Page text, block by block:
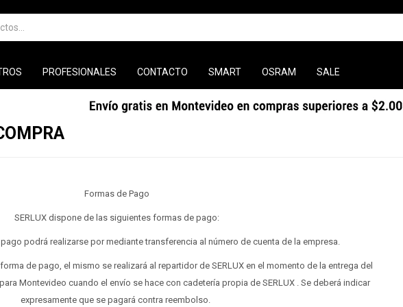
PROFESIONALES CONTACTO SMART OSRAM SALE
Formas de Pago
SERLUX dispone de las siguientes formas de pago:
pago podrá realizarse por mediante transferencia al número de cuenta de la empresa.
de pago, el mismo se realizará al repartidor de SERLUX en el momento de la entrega del
Montevideo cuando el envío se hace con cadetería propia de SERLUX . Se deberá indicar
expresamente que se pagará contra reembolso.